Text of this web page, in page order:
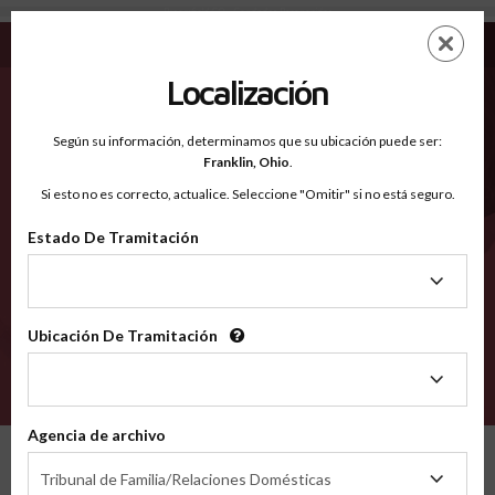
Broomfield CO - Condados Reconocidos
EN
Condados Reconocidos
2600
Localización
Según su información, determinamos que su ubicación puede ser:
Franklin, Ohio.
Si esto no es correcto, actualice. Seleccione "Omitir" si no está seguro.
Estado De Tramitación
Tramitación
Ubicación De Tramitación
Tramitación
Agencia de archivo
Tribunal de Familia/Relaciones Domésticas
de